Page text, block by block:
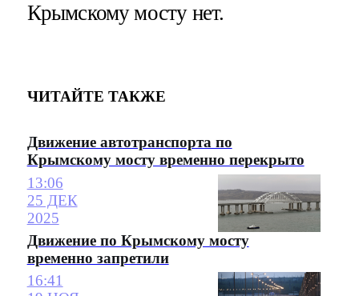
Крымскому мосту нет.
ЧИТАЙТЕ ТАКЖЕ
Движение автотранспорта по
Крымскому мосту временно перекрыто
13:06
25 ДЕК
2025
Движение по Крымскому мосту
временно запретили
16:41